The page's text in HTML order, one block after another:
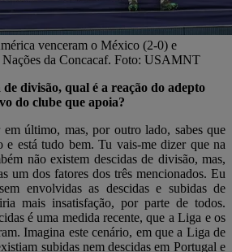
venceram o México (2-0) e
Nações da Concacaf. Foto: USAMNT
divisão, qual é a reação do adepto
do clube que apoia?
último, mas, por outro lado, sabes que
e está tudo bem. Tu vais-me dizer que na
não existem descidas de divisão, mas,
um dos fatores dos três mencionados. Eu
envolvidas as descidas e subidas de
mais insatisfação, por parte de todos.
é uma medida recente, que a Liga e os
Imagina este cenário, em que a Liga de
subidas nem descidas em Portugal e